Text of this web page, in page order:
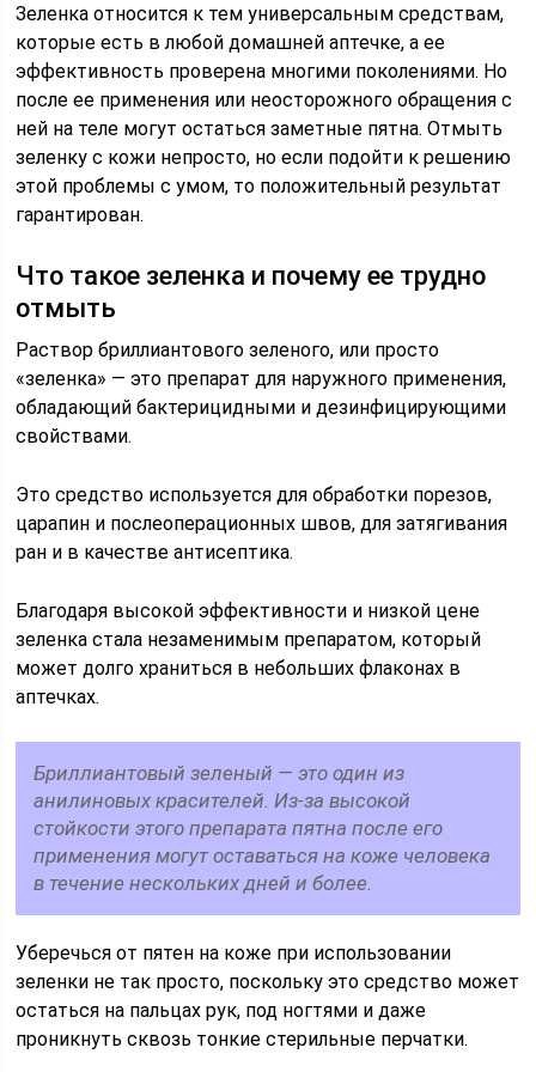
Зеленка относится к тем универсальным средствам,
которые есть в любой домашней аптечке, а ее
эффективность проверена многими поколениями. Но
после ее применения или неосторожного обращения с
ней на теле могут остаться заметные пятна. Отмыть
зеленку с кожи непросто, но если подойти к решению
этой проблемы с умом, то положительный результат
гарантирован.
Что такое зеленка и почему ее трудно
отмыть
Раствор бриллиантового зеленого, или просто
«зеленка» — это препарат для наружного применения,
обладающий бактерицидными и дезинфицирующими
свойствами.
Это средство используется для обработки порезов,
царапин и послеоперационных швов, для затягивания
ран и в качестве антисептика.
Благодаря высокой эффективности и низкой цене
зеленка стала незаменимым препаратом, который
может долго храниться в небольших флаконах в
аптечках.
Бриллиантовый зеленый — это один из
анилиновых красителей. Из-за высокой
стойкости этого препарата пятна после его
применения могут оставаться на коже человека
в течение нескольких дней и более.
Уберечься от пятен на коже при использовании
зеленки не так просто, поскольку это средство может
остаться на пальцах рук, под ногтями и даже
проникнуть сквозь тонкие стерильные перчатки.